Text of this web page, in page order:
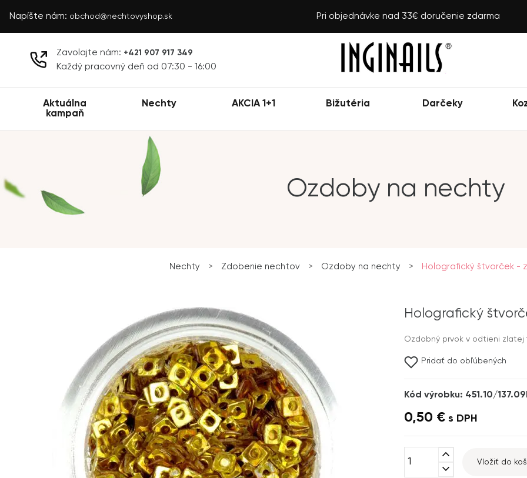
Napíšte nám: obchod@nechtovyshop.sk Pri objednávke nad 33€ doručenie zdarma
Zavolajte nám: +421 907 917 349
Každý pracovný deň od 07:30 - 16:00
Aktuálna
kampaň
Nechty AKCIA 1+1 Bižutéria Darčeky
Ozdoby na nechty
Nechty > Zdobenie nechtov > Ozdoby na nechty > Holografický štvorček -
Holografický
Ozdobný prvok v odtieni
Pridať do obľúbených
Kód výrobku: 451.10/
0,50 € s DPH
expand_less
expand_more
Vložiť do